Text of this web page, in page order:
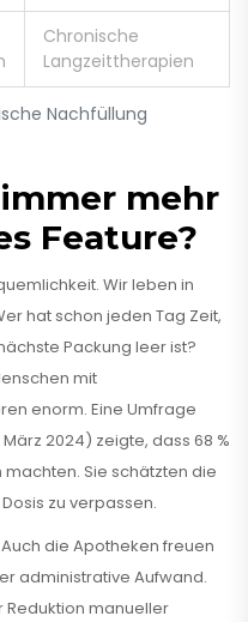
Nachfüllung
Chronische
Langzeittherapien
mehr
Feature?
Wir leben in
hat schon jeden Tag Zeit,
Packung leer ist?
mit
enorm. Eine Umfrage
2024) zeigte, dass 68 %
Sie schätzten die
zu verpassen.
die Apotheken freuen
administrative Aufwand.
Reduktion manueller